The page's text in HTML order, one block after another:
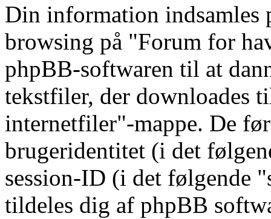
Din information indsamles
browsing på "Forum for
phpBB-softwaren til at
tekstfiler, der downloades
internetfiler"-mappe. De
brugeridentitet (i det
session-ID (i det følgende
tildeles dig af phpBB